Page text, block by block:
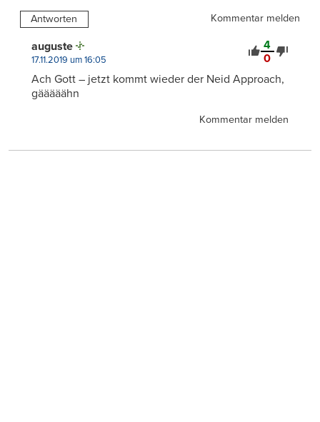
Antworten Kommentar melden
4
0
auguste
17.11.2019 um 16:05
Ach Gott – jetzt kommt wieder der Neid Approach,
gääääähn
Kommentar melden